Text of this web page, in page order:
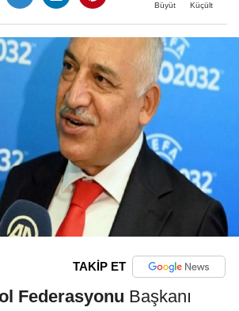
Büyüt Küçült
TAKİP ET
Federasyonu Başkanı